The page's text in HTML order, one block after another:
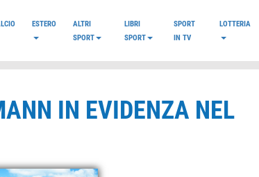
ESTERO
ALTRI
SPORT
LIBRI
SPORT
SPORT
IN TV
LOTTERIA
IN EVIDENZA NEL